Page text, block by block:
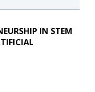
IN STEM